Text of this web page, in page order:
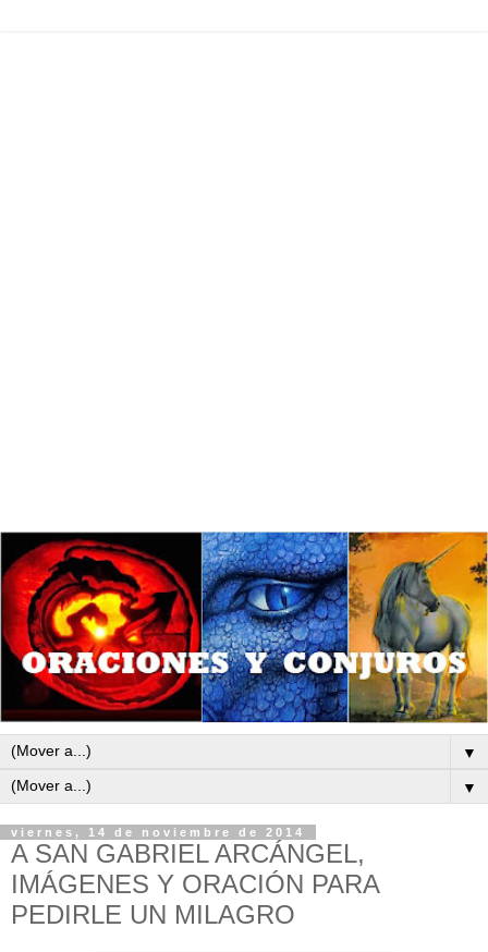
▼
▼
viernes, 14 de noviembre de 2014
A SAN GABRIEL ARCÁNGEL,
IMÁGENES Y ORACIÓN PARA
PEDIRLE UN MILAGRO